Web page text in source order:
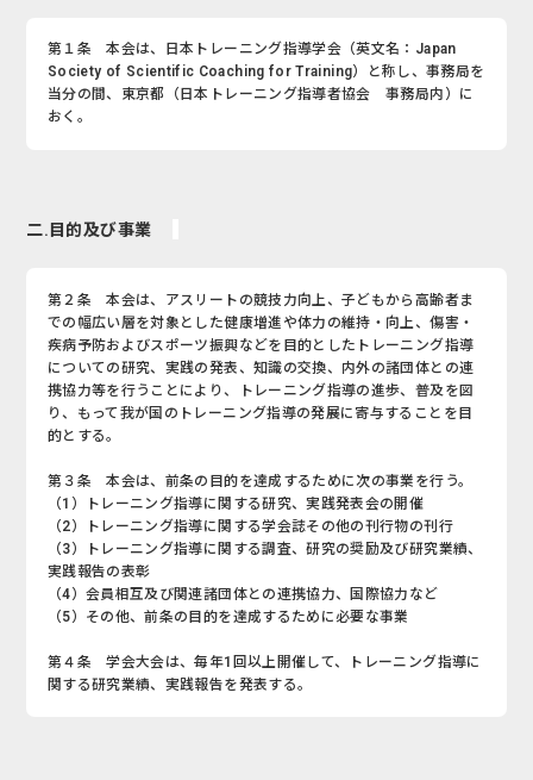
第１条 本会は、日本トレーニング指導学会（英文名：Japan
Society of Scientific Coaching for Training）と称し、事務局を
当分の間、東京都（日本トレーニング指導者協会 事務局内）に
おく。
二.目的及び事業
第２条 本会は、アスリートの競技力向上、子どもから高齢者ま
での幅広い層を対象とした健康増進や体力の維持・向上、傷害・
疾病予防およびスポーツ振興などを目的としたトレーニング指導
についての研究、実践の発表、知識の交換、内外の諸団体との連
携協力等を行うことにより、トレーニング指導の進歩、普及を図
り、もって我が国のトレーニング指導の発展に寄与することを目
的とする。
第３条 本会は、前条の目的を達成するために次の事業を行う。
（1）トレーニング指導に関する研究、実践発表会の開催
（2）トレーニング指導に関する学会誌その他の刊行物の刊行
（3）トレーニング指導に関する調査、研究の奨励及び研究業績、
実践報告の表彰
（4）会員相互及び関連諸団体との連携協力、国際協力など
（5）その他、前条の目的を達成するために必要な事業
第４条 学会大会は、毎年1回以上開催して、トレーニング指導に
関する研究業績、実践報告を発表する。